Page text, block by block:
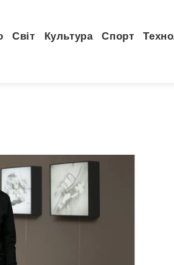
Світ Культура Спорт